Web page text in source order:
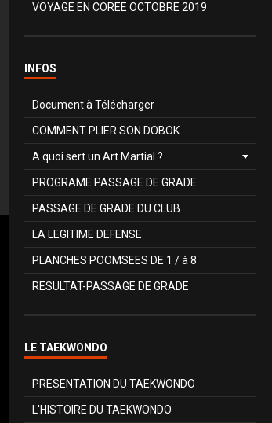
VOYAGE EN COREE OCTOBRE 2019
INFOS
Document à Télécharger
COMMENT PLIER SON DOBOK
A quoi sert un Art Martial ?
PROGRAME PASSAGE DE GRADE
PASSAGE DE GRADE DU CLUB
LA LEGITIME DEFENSE
PLANCHES POOMSEES DE 1 / à 8
RESULTAT-PASSAGE DE GRADE
LE TAEKWONDO
PRESENTATION DU TAEKWONDO
L'HISTOIRE DU TAEKWONDO